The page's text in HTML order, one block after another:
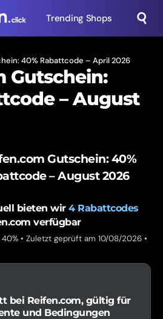
Trending Shops
Gutschein:
– August
40% Rabattcode – April 2026
Gutschein: 40%
– August 2026
bieten wir 4Rabattcodes
verfügbar
• Zuletzt geprüft am 10/08/2026 •
bei Reifen.com, gültig für
und Bedingungen